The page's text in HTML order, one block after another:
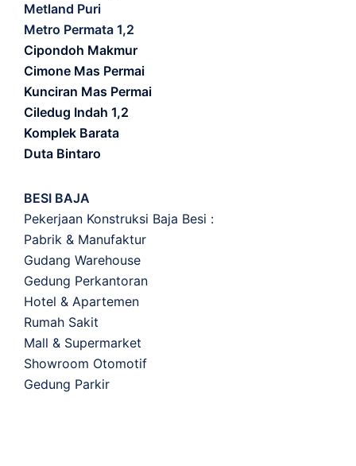
Metland Puri
Metro Permata 1,2
Cipondoh Makmur
Cimone Mas Permai
Kunciran Mas Permai
Ciledug Indah 1,2
Komplek Barata
Duta Bintaro
BESI BAJA
Pekerjaan Konstruksi Baja Besi :
Pabrik & Manufaktur
Gudang Warehouse
Gedung Perkantoran
Hotel & Apartemen
Rumah Sakit
Mall & Supermarket
Showroom Otomotif
Gedung Parkir